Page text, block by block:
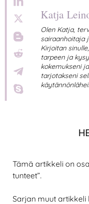
Katja
Olen Katja,
sairaanhoitaja
Kirjoitan
tarpeen ja
kokemukseni
tarjotakseni
Tämä artikkeli on
tunteet”.
Sarjan muut